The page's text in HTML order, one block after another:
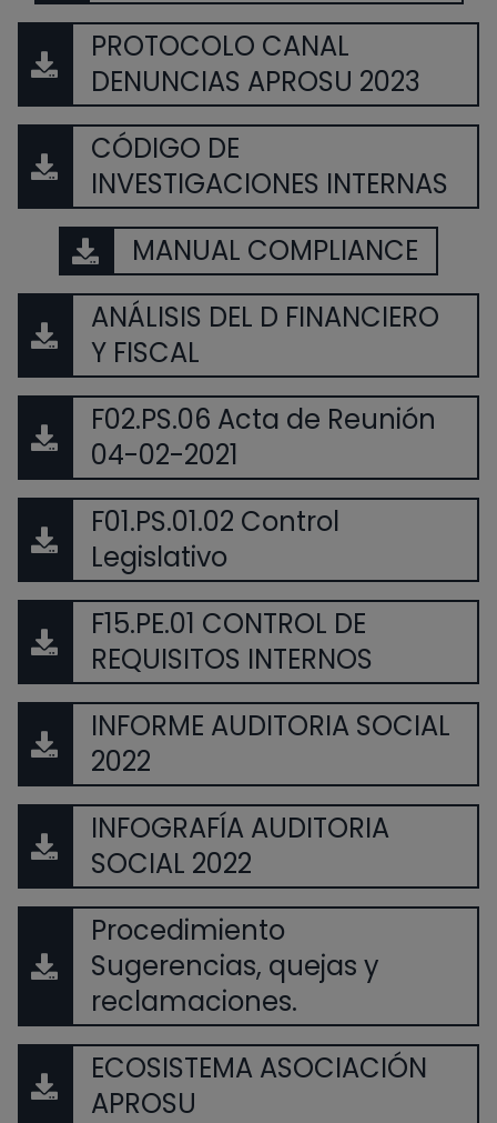
PROTOCOLO CANAL
DENUNCIAS APROSU 2023
CÓDIGO DE
INVESTIGACIONES INTERNAS
MANUAL COMPLIANCE
ANÁLISIS DEL D FINANCIERO
Y FISCAL
F02.PS.06 Acta de Reunión
04-02-2021
F01.PS.01.02 Control
Legislativo
F15.PE.01 CONTROL DE
REQUISITOS INTERNOS
INFORME AUDITORIA SOCIAL
2022
INFOGRAFÍA AUDITORIA
SOCIAL 2022
Procedimiento
Sugerencias, quejas y
reclamaciones.
ECOSISTEMA ASOCIACIÓN
APROSU